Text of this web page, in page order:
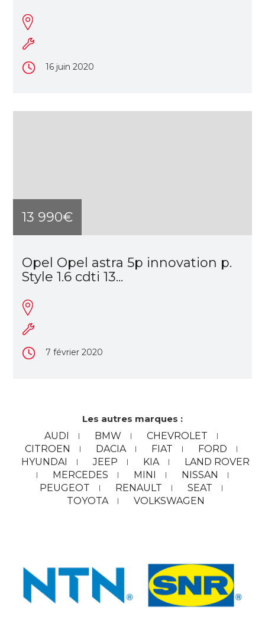
16 juin 2020
13 990€
Opel Opel astra 5p innovation p.
Style 1.6 cdti 13...
7 février 2020
Les autres marques :
AUDI
BMW
CHEVROLET
CITROEN
DACIA FIAT
FORD
HYUNDAI
JEEP KIA
LAND ROVER
MERCEDES
MINI
NISSAN
PEUGEOT
RENAULT
SEAT
TOYOTA
VOLKSWAGEN